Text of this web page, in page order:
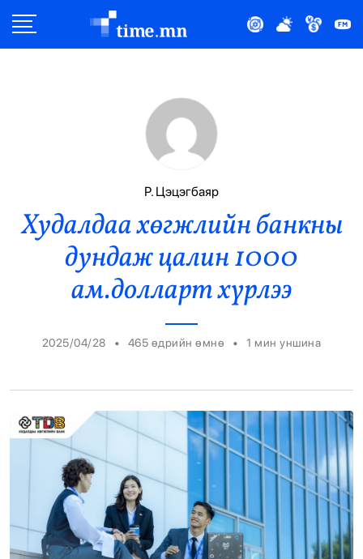
Эдийн Засаг
Нийтлэлчийн Булан
Эрүүл Мэнд
Орон Нутаг
Спорт
Энтертайнмент
Эрэн Сурвалжилга
Р. Цэцэгбаяр
Худалдаа хөгжлийн банкны
дундаж цалин 1000
ам.долларт хүрлээ
2025/04/28 • 465 өдрийн өмнө • 1 мин уншина